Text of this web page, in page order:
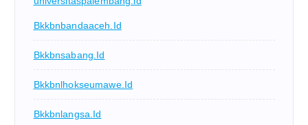
Bkkbnbandaaceh.id
Bkkbnsabang.id
Bkkbnlhokseumawe.id
Bkkbnlangsa.id